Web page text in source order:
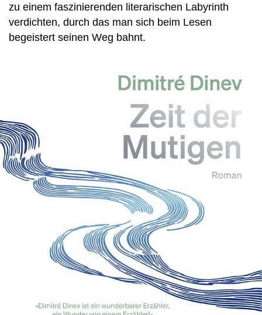
zu einem faszinierenden literarischen Labyrinth
verdichten, durch das man sich beim Lesen
begeistert seinen Weg bahnt.